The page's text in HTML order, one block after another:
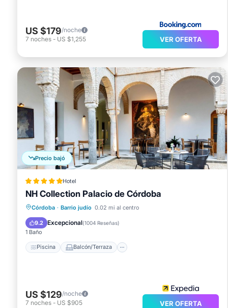
US $179/noche
7 noches - US $1,255 VER OFERTA
Precio bajó
Hotel
NH Collection Palacio de Córdoba
Córdoba · Barrio judío 0.02 mi al centro
9.2 Excepcional(1004 Reseñas)
1 Baño
Piscina Balcón/Terraza
Piscina Balcón/Terraza
Cocina
US $129/noche
7 noches - US $905 VER OFERTA